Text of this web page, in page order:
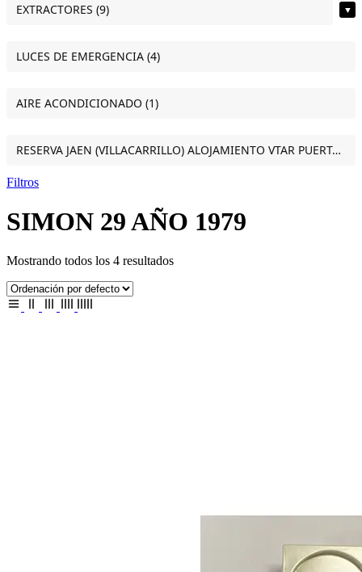
EXTRACTORES (9) ▼
LUCES DE EMERGENCIA (4)
AIRE ACONDICIONADO (1)
RESERVA JAEN (VILLACARRILLO) ALOJAMIENTO VTAR PUERTA DEL SOL ESTUDIO VILLACARRILLO (JAEN) (1)
Filtros
SIMON 29 AÑO 1979
Mostrando todos los 4 resultados